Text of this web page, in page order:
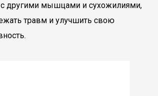
с другими мышцами и сухожилиями,
травм и улучшить свою